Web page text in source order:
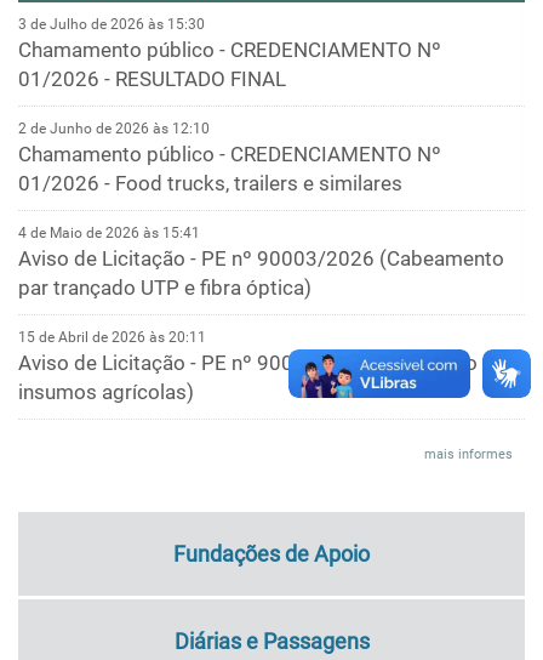
3 de Julho de 2026 às 15:30
Chamamento público - CREDENCIAMENTO Nº
01/2026 - RESULTADO FINAL
2 de Junho de 2026 às 12:10
Chamamento público - CREDENCIAMENTO Nº
01/2026 - Food trucks, trailers e similares
4 de Maio de 2026 às 15:41
Aviso de Licitação - PE nº 90003/2026 (Cabeamento
par trançado UTP e fibra óptica)
15 de Abril de 2026 às 20:11
Aviso de Licitação - PE nº 90002/2026 (Aquisição de
insumos agrícolas)
Aviso de Contratação Direta nº 31/2025 (Serviço de
20 de Janeiro de 2026 às 11:08
Avaliação da jornada flexibilizada da Coordenação de
Arquivo e Protocolo (CARP)
19 de Janeiro de 2026 às 09:55
mais informes
Fundações de Apoio
Diárias e Passagens